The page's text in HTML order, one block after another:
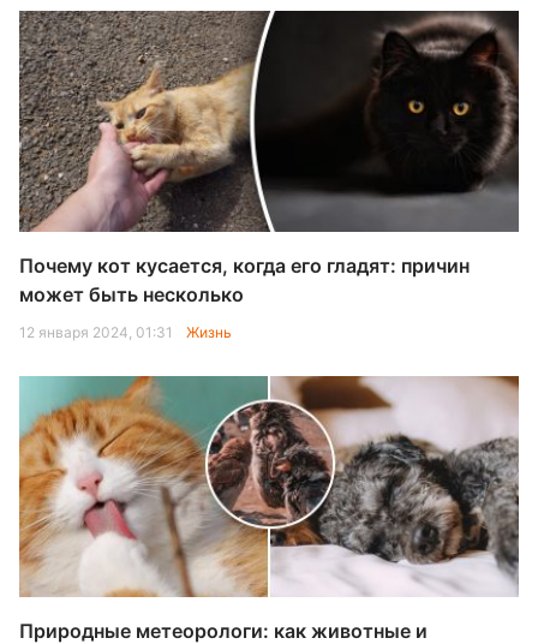
Почему кот кусается, когда его гладят: причин
может быть несколько
12 января 2024, 01:31 Жизнь
Природные метеорологи: как животные и